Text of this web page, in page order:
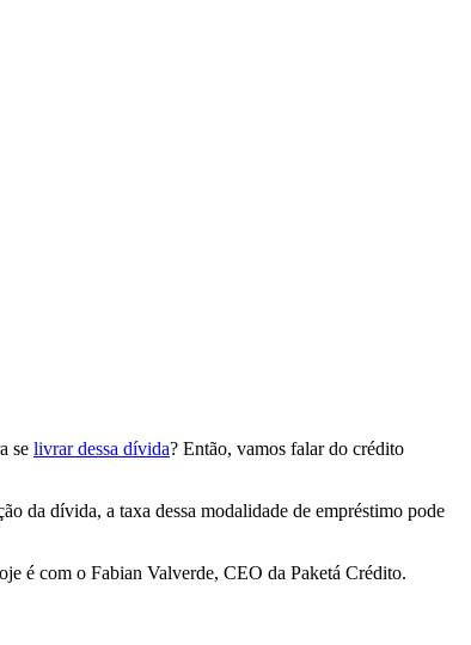
se livrar dessa dívida? Então, vamos falar do crédito
da dívida, a taxa dessa modalidade de empréstimo pode
é com o Fabian Valverde, CEO da Paketá Crédito.